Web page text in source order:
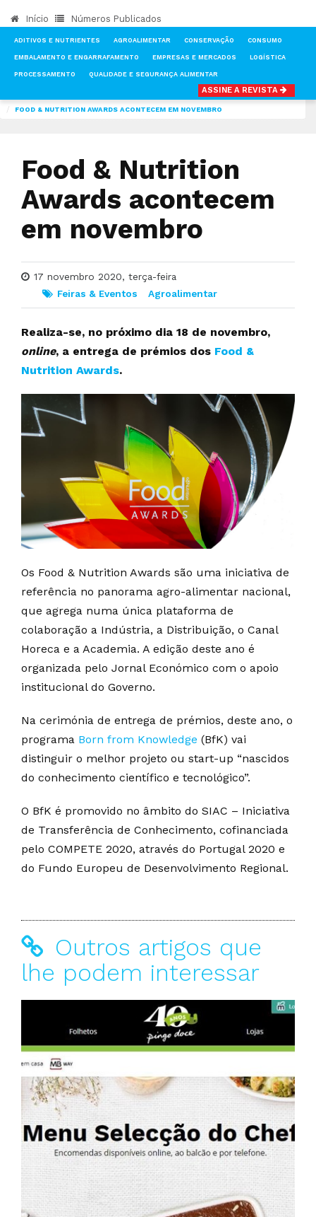
Início Números Publicados
ADITIVOS E NUTRIENTES AGROALIMENTAR CONSERVAÇÃO CONSUMO
EMBALAMENTO E ENGARRAFAMENTO EMPRESAS E MERCADOS LOGÍSTICA
PROCESSAMENTO QUALIDADE E SEGURANÇA ALIMENTAR
ASSINE A REVISTA
FOOD & NUTRITION AWARDS ACONTECEM EM NOVEMBRO
Food & Nutrition
Awards acontecem
em novembro
17 novembro 2020, terça-feira
Feiras & Eventos
Agroalimentar
Realiza-se, no próximo dia 18 de novembro,
online, a entrega de prémios dos Food &
Nutrition Awards.
Os Food & Nutrition Awards são uma iniciativa de
referência no panorama agro-alimentar nacional,
que agrega numa única plataforma de
colaboração a Indústria, a Distribuição, o Canal
Horeca e a Academia. A edição deste ano é
organizada pelo Jornal Económico com o apoio
institucional do Governo.
Na cerimónia de entrega de prémios, deste ano, o
programa Born from Knowledge (BfK) vai
distinguir o melhor projeto ou start-up “nascidos
do conhecimento científico e tecnológico”.
O BfK é promovido no âmbito do SIAC – Iniciativa
de Transferência de Conhecimento, cofinanciada
pelo COMPETE 2020, através do Portugal 2020 e
do Fundo Europeu de Desenvolvimento Regional.
Outros artigos que
lhe podem interessar